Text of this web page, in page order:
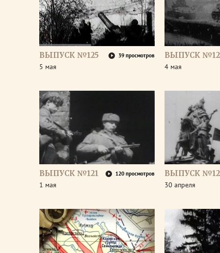
ВЫПУСК №125 39 просмотров
5 мая
ВЫПУСК
4 мая
ВЫПУСК №121 120 просмотров
1 мая
ВЫПУСК
30 апреля